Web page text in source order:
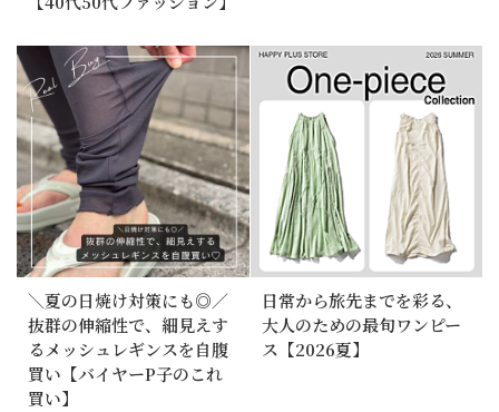
＼夏の日焼け対策にも◎／
抜群の伸縮性で、細見えす
るメッシュレギンスを自腹
買い【バイヤーP子のこれ
買い】
日常から旅先までを彩る、
大人のための最旬ワンピー
ス【2026夏】